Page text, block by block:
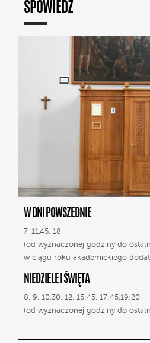
SPOWIEDŹ
W DNI POWSZEDNIE
7, 11.45, 18
(od wyznaczonej godziny do
w ciągu roku akademickiego
NIEDZIELE I ŚWIĘTA
8, 9, 10.30, 12, 15:45, 17:45,19:20
(od wyznaczonej godziny do